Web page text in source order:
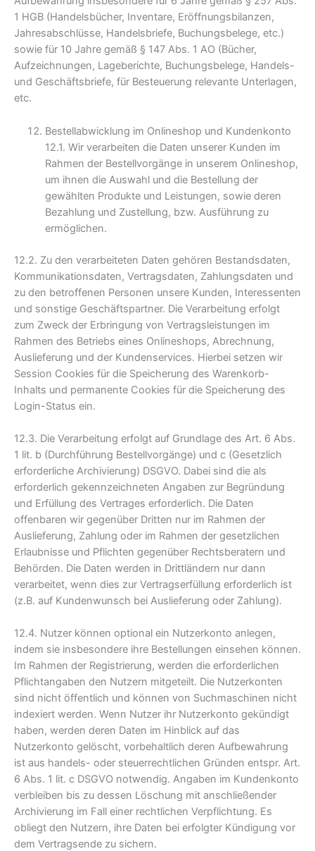
1 HGB (Handelsbücher, Inventare, Eröffnungsbilanzen,
Jahresabschlüsse, Handelsbriefe, Buchungsbelege, etc.)
sowie für 10 Jahre gemäß § 147 Abs. 1 AO (Bücher,
Aufzeichnungen, Lageberichte, Buchungsbelege, Handels-
und Geschäftsbriefe, für Besteuerung relevante Unterlagen,
etc.
Bestellabwicklung im Onlineshop und Kundenkonto
12.1. Wir verarbeiten die Daten unserer Kunden im
Rahmen der Bestellvorgänge in unserem Onlineshop,
um ihnen die Auswahl und die Bestellung der
gewählten Produkte und Leistungen, sowie deren
Bezahlung und Zustellung, bzw. Ausführung zu
ermöglichen.
12.2. Zu den verarbeiteten Daten gehören Bestandsdaten,
Kommunikationsdaten, Vertragsdaten, Zahlungsdaten und
zu den betroffenen Personen unsere Kunden, Interessenten
und sonstige Geschäftspartner. Die Verarbeitung erfolgt
zum Zweck der Erbringung von Vertragsleistungen im
Rahmen des Betriebs eines Onlineshops, Abrechnung,
Auslieferung und der Kundenservices. Hierbei setzen wir
Session Cookies für die Speicherung des Warenkorb-
Inhalts und permanente Cookies für die Speicherung des
Login-Status ein.
12.3. Die Verarbeitung erfolgt auf Grundlage des Art. 6 Abs.
1 lit. b (Durchführung Bestellvorgänge) und c (Gesetzlich
erforderliche Archivierung) DSGVO. Dabei sind die als
erforderlich gekennzeichneten Angaben zur Begründung
und Erfüllung des Vertrages erforderlich. Die Daten
offenbaren wir gegenüber Dritten nur im Rahmen der
Auslieferung, Zahlung oder im Rahmen der gesetzlichen
Erlaubnisse und Pflichten gegenüber Rechtsberatern und
Behörden. Die Daten werden in Drittländern nur dann
verarbeitet, wenn dies zur Vertragserfüllung erforderlich ist
(z.B. auf Kundenwunsch bei Auslieferung oder Zahlung).
12.4. Nutzer können optional ein Nutzerkonto anlegen,
indem sie insbesondere ihre Bestellungen einsehen können.
Im Rahmen der Registrierung, werden die erforderlichen
Pflichtangaben den Nutzern mitgeteilt. Die Nutzerkonten
sind nicht öffentlich und können von Suchmaschinen nicht
indexiert werden. Wenn Nutzer ihr Nutzerkonto gekündigt
haben, werden deren Daten im Hinblick auf das
Nutzerkonto gelöscht, vorbehaltlich deren Aufbewahrung
ist aus handels- oder steuerrechtlichen Gründen entspr. Art.
6 Abs. 1 lit. c DSGVO notwendig. Angaben im Kundenkonto
verbleiben bis zu dessen Löschung mit anschließender
Archivierung im Fall einer rechtlichen Verpflichtung. Es
obliegt den Nutzern, ihre Daten bei erfolgter Kündigung vor
dem Vertragsende zu sichern.